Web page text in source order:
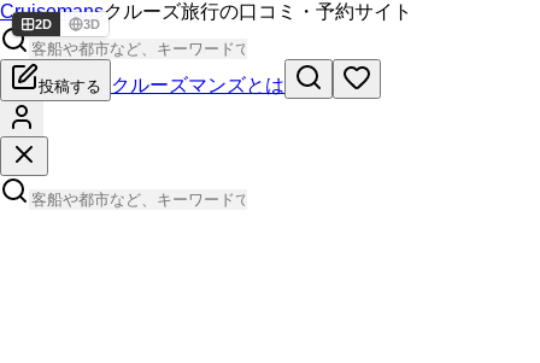
Cruisemansクルーズ旅行の口コミ・予約サイト
投稿する クルーズマンズとは
2D 3D